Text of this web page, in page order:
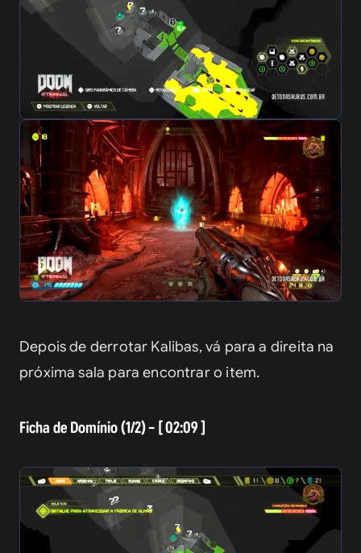
Depois de derrotar Kalibas, vá para a direita na
próxima sala para encontrar o item.
Ficha de Domínio (1/2) – [ 02:09 ]